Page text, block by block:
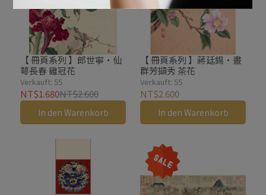
【 冊頁系列 】郎世寧・仙
萼長春 雞冠花
Verkauft: 55
NT$1.680NT$2.600
In den Warenkorb
【 冊頁系列 】蔣廷錫・晝
群芳擷秀 茶花
Verkauft: 55
NT$2.600
In den Warenkorb